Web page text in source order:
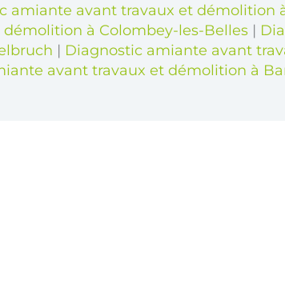
amiante avant travaux et démolition
à Colombey-les-Belles |
| Diagnostic amiante avant
avant travaux et démolition à